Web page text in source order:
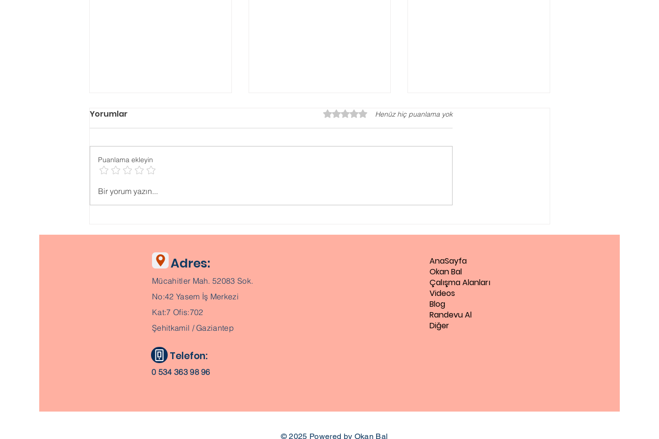
Okula Kayıt
Yaşı Hesaplama
Danışmanlığı, YKS Tercih
Gaziantep Sınav Koçu
Yorumlar 5 üzerinden 0 yıldızHenüz hiç puanlama yok
Puanlama ekleyin
Bir yorum yazın...
Adres:
Mücahitler Mah. 52083 Sok.
No:42 Yasem İş Merkezi
Kat:7 Ofis:702
Şehitkamil / Gaziantep
Telefon:
0 534 363 98 96
AnaSayfa
Okan Bal
Çalışma Alanları
Videos
Blog
Randevu Al
Diğer
© 2025 Powered by Okan Bal